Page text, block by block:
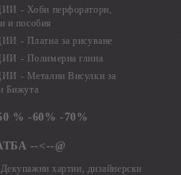
- Хоби перфоратори,
и пособия
- Платна за рисуване
- Полимерна глина
- Метални Висулки за
Бижута
% -60% -70%
--<--@
хартии, дизайнерски